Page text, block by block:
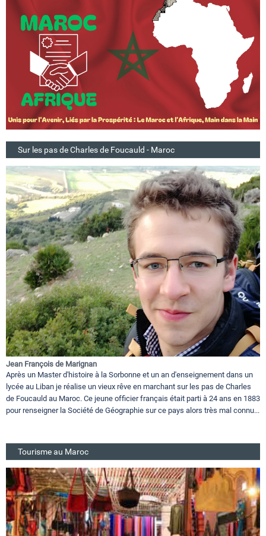
Sur les pas de Charles de Foucauld - Maroc
Jean François de Marignan
Après un Master d'histoire à la Sorbonne et un an d'enseignement dans un
lycée au Liban je réalise un vieux rêve en marchant sur les pas de Charles
de Foucauld au Maroc. Ce jeune officier français était parti à 24 ans en 1883
pour renseigner la Société de Géographie sur ce pays alors très mal connu...
Tourisme au Maroc